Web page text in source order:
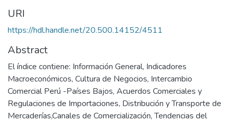
URI
https://hdl.handle.net/20.500.14152/4511
Abstract
El índice contiene: Información General, Indicadores
Macroeconómicos, Cultura de Negocios, Intercambio
Comercial Perú -Países Bajos, Acuerdos Comerciales y
Regulaciones de Importaciones, Distribución y Transporte de
Mercaderías,Canales de Comercialización, Tendencias del